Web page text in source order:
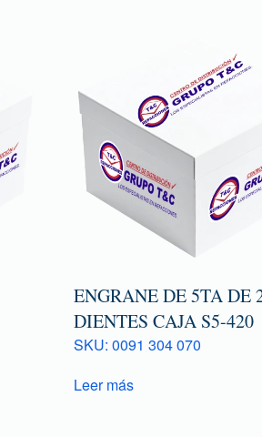
ENGRANE DE 5TA DE
DIENTES CAJA S5-420
SKU: 0091 304 070
Leer más